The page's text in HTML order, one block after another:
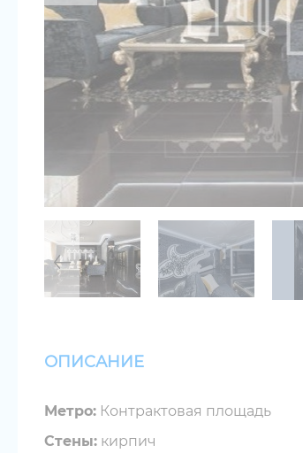
ОПИСАНИЕ
Метро: Контрактовая площадь
Стены: кирпич